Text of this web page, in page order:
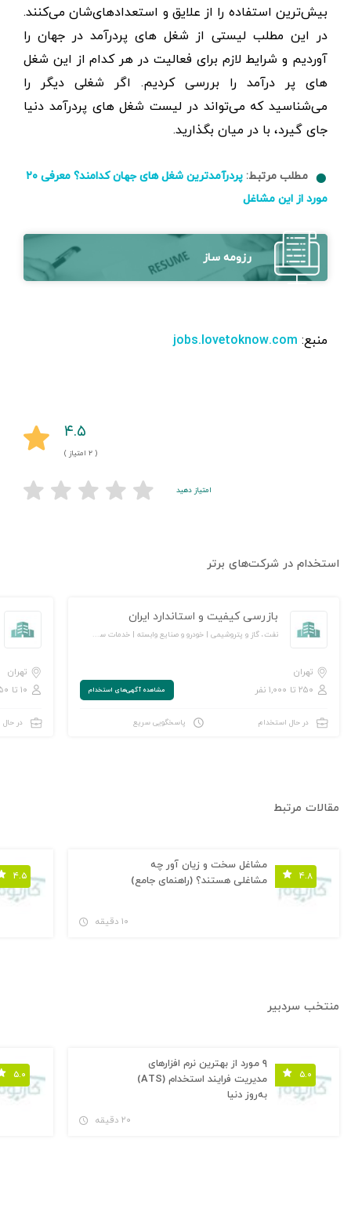
بیش‌ترین استفاده را از علایق و استعدادهای‌شا‌ن می‌کنند.
در این مطلب لیستی از شغل های پردرآمد در جهان را
آوردیم و شرایط لازم برای فعالیت در هر کدام از این شغل
های پر درآمد را بررسی کردیم. اگر شغلی دیگر را
می‌شناسید که می‌تواند در لیست شغل های پردرآمد دنیا
جای گیرد، با در میان بگذارید.
مطلب مرتبط:
پردرآمدترین شغل های جهان کدامند؟ معرفی ۲۰
مورد از این مشاغل
رزومه ساز
منبع: jobs.lovetoknow.com
۴.۵
( ۲ امتیاز )
امتیاز دهید
استخدام در شرکت‌های برتر
بازرسی کیفیت و استاندارد ایران
نفت، گاز و پتروشیمی | خودرو و صنایع وابسته | خدمات سازمانی/ مشاوره مدیریت | خدمات مهندسی و تخصصی | آموزش و پژوهش
تهران
۲۵۰ تا ۱,۰۰۰ نفر
مشاهده‌ آگهی‌های استخدام
در حال استخدام پاسخگویی سریع
تهران
۱۰ تا ۵۰ نفر
در
مقالات مرتبط
۴.۸
مشاغل سخت و زیان آور چه
مشاغلی هستند؟ (راهنمای جامع)
۱۰ دقیقه
۴.۵
منتخب سردبیر
۵.۰
۹ مورد از بهترین نرم افزارهای
مدیریت فرایند استخدام (ATS)
به‌روز دنیا
۲۰ دقیقه
۵.۰